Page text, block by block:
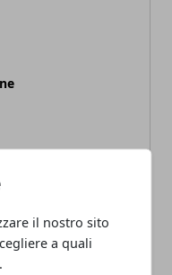
il nostro sito
a quali